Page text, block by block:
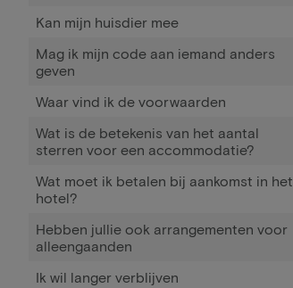
Kan mijn huisdier mee
Mag ik mijn code aan iemand anders
geven
Waar vind ik de voorwaarden
Wat is de betekenis van het aantal
sterren voor een accommodatie?
Wat moet ik betalen bij aankomst in het
hotel?
Hebben jullie ook arrangementen voor
alleengaanden
Ik wil langer verblijven